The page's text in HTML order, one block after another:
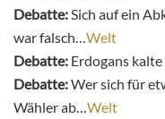
Debatte:Sich auf ein
war falsch…Welt
Debatte: Erdogans
Debatte:Wer sich für
Wähler ab…Welt